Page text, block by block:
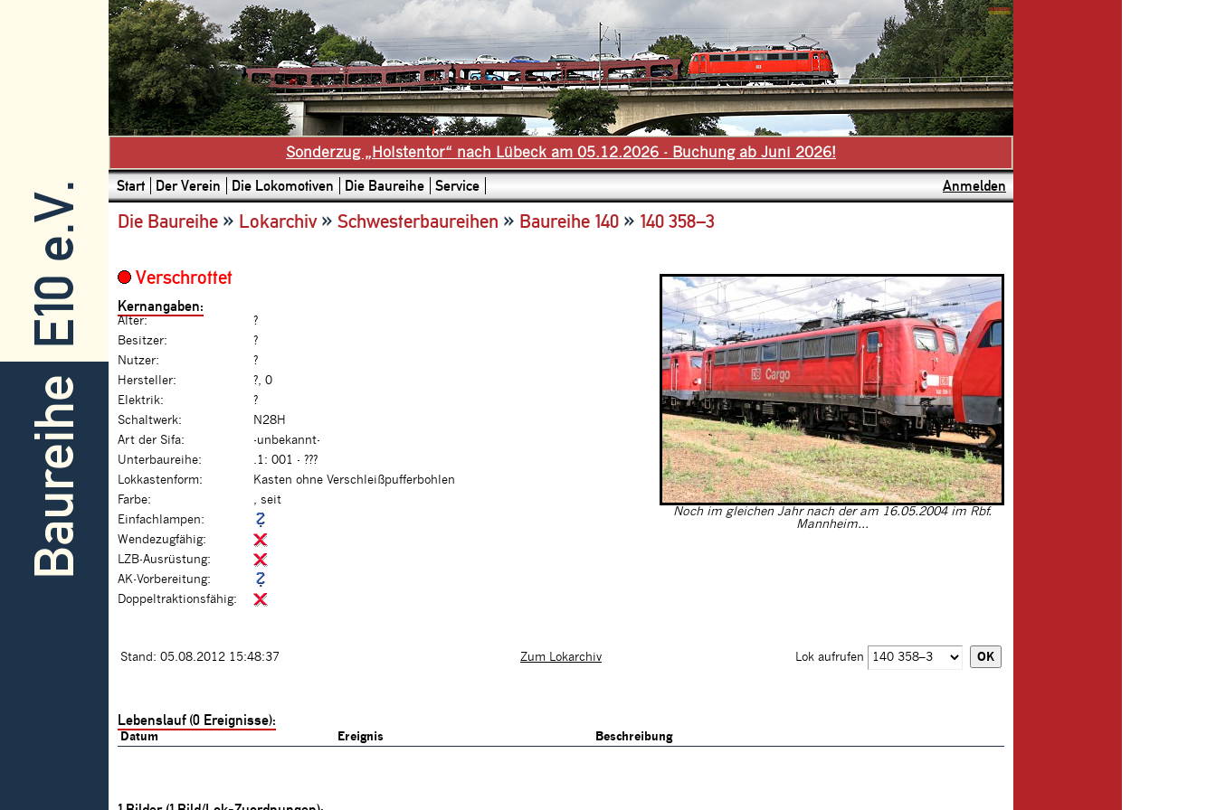
E10 e.V.
Baureihe
Sonderzug „Holstentor“ nach Lübeck am 05.12.2026 - Buchung ab Juni 2026!
Start Der Verein Die Lokomotiven Die Baureihe Service Anmelden
Die Baureihe » Lokarchiv» Schwesterbaureihen » Baureihe 140 » 140 358–3
Noch im gleichen Jahr nach der am 16.05.2004 im Rbf.
Mannheim...
Verschrottet
Kernangaben:
Alter:
?
Besitzer:
?
Nutzer:
?
Hersteller:
?, 0
Elektrik:
?
Schaltwerk:
N28H
Art der Sifa:
-unbekannt-
Unterbaureihe:
.1: 001 - ???
Lokkastenform:
Kasten ohne Verschleißpufferbohlen
Farbe:
, seit
Einfachlampen:
Wendezugfähig:
LZB-Ausrüstung:
AK-Vorbereitung:
Doppeltraktionsfähig:
Stand: 05.08.2012 15:48:37 Zum Lokarchiv Lok aufrufen
Lebenslauf (0 Ereignisse):
Datum Ereignis Beschreibung